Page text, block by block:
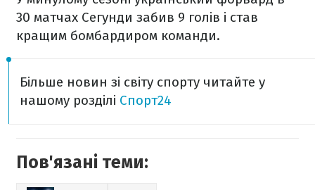
30 матчах Сегунди забив 9 голів і став
кращим бомбардиром команди.
Більше новин зі світу спорту читайте у
нашому розділі Спорт24
Пов'язані теми: